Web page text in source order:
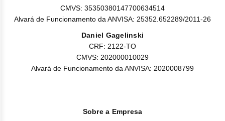
CMVS: 35350380147700634514
Alvará de Funcionamento da ANVISA: 25352.652289/2011-26
Daniel Gagelinski
CRF: 2122-TO
CMVS: 202000010029
Alvará de Funcionamento da ANVISA: 2020008799
Sobre a Empresa